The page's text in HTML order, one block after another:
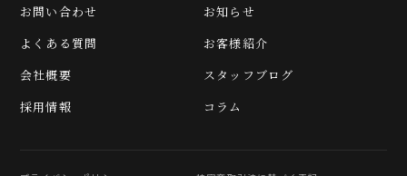
お知らせ
お客様紹介
スタッフブログ
コラム
お問い合わせ
よくある質問
会社概要
採用情報